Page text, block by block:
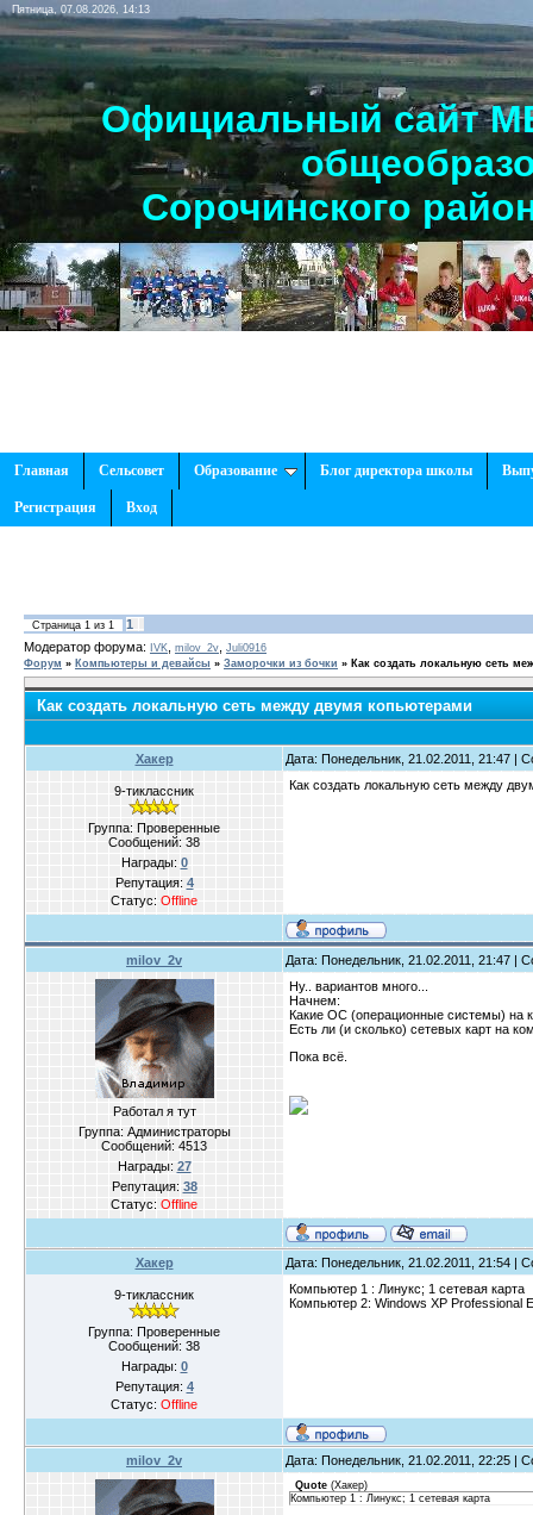
Пятница, 07.08.2026, 14:13
Официальный сайт
Сорочинского
Главная Сельсовет Образование Блог директора школы
Регистрация Вход
Страница 1 из 1
1
Модератор форума:
IVK, milov_2v, Juli0916
Форум » Компьютеры и девайсы » Заморочки из бочки » Как создать локальную сеть
Как создать локальную сеть между двумя копьютерами
Хакер Дата: Понедельник, 21.02.2011, 21:47 |
9-тиклассник
Группа: Проверенные
Сообщений: 38
Награды: 0
Репутация: 4
Статус: Offline
Как создать локальную сеть между
milov_2v Дата: Понедельник, 21.02.2011, 21:47 |
Работал я тут
Группа: Администраторы
Сообщений: 4513
Награды: 27
Репутация: 38
Статус: Offline
Ну.. вариантов много...
Начнем:
Какие ОС (операционные системы) на
Есть ли (и сколько) сетевых карт на
Пока всё.
Хакер Дата: Понедельник, 21.02.2011, 21:54 |
9-тиклассник
Группа: Проверенные
Сообщений: 38
Награды: 0
Репутация: 4
Статус: Offline
Компьютер 1 : Линукс; 1 сетевая карта
Компьютер 2: Windows XP Professional
milov_2v Дата: Понедельник, 21.02.2011, 22:25 |
Quote (Хакер)
Компьютер 1 : Линукс; 1 сетевая карта